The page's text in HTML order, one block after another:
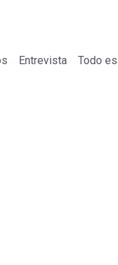
Entrevista Todo